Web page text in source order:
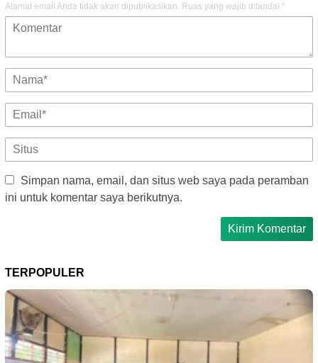
Alamat email Anda tidak akan dipublikasikan. Ruas yang wajib ditandai *
Simpan nama, email, dan situs web saya pada peramban
ini untuk komentar saya berikutnya.
TERPOPULER